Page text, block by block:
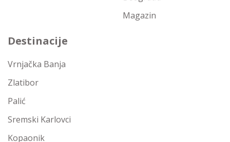
Magazin
Destinacije
Vrnjačka Banja
Zlatibor
Palić
Sremski Karlovci
Kopaonik